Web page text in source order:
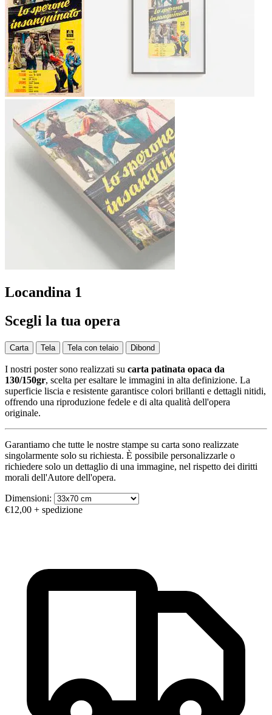
Locandina 1
Scegli la tua opera
Carta Tela Tela con telaio Dibond
I nostri poster sono realizzati su carta patinata opaca da
130/150gr, scelta per esaltare le immagini in alta definizione. La
superficie liscia e resistente garantisce colori brillanti e dettagli nitidi,
offrendo una riproduzione fedele e di alta qualità dell'opera
originale.
Garantiamo che tutte le nostre stampe su carta sono realizzate
singolarmente solo su richiesta. È possibile personalizzarle o
richiedere solo un dettaglio di una immagine, nel rispetto dei diritti
morali dell'Autore dell'opera.
Dimensioni:
€12,00 + spedizione